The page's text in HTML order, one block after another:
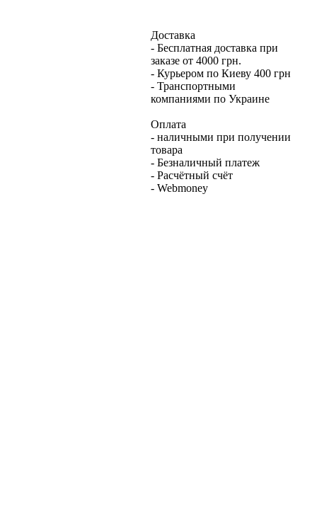
Доставка
- Бесплатная доставка при
заказе от 4000 грн.
- Курьером по Киеву 400 грн
- Транспортными
компаниями по Украине
Оплата
- наличными при получении
товара
- Безналичный платеж
- Расчётный счёт
- Webmoney